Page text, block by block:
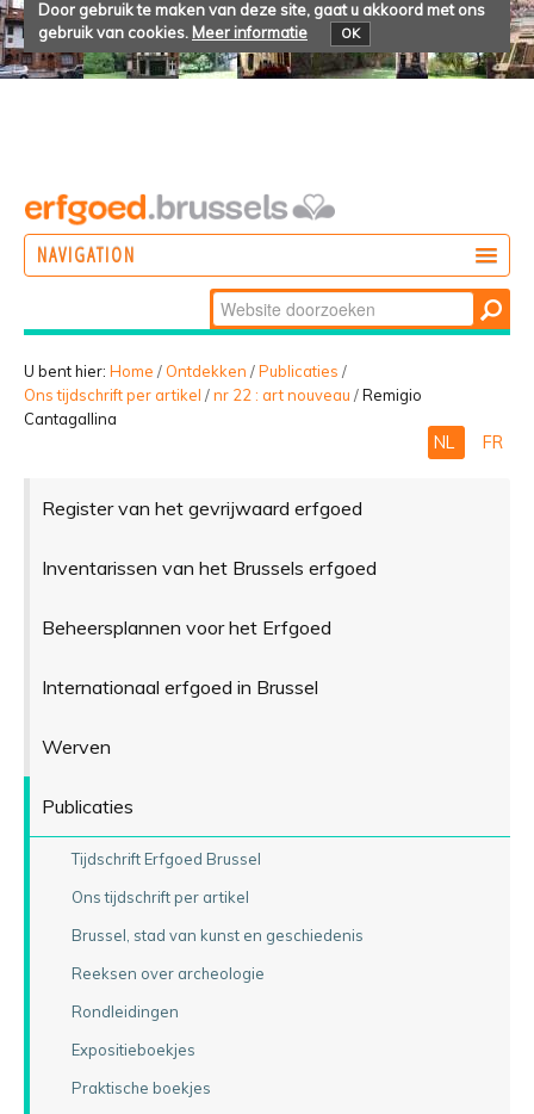
Door gebruik te maken van deze site, gaat u akkoord met ons
gebruik van cookies. Meer informatie OK
NAVIGATION
BELEVEN
Zoek
Geavanceerd
zoeken...
U bent hier: Home / Ontdekken /Publicaties /
Ons tijdschrift per artikel /nr 22 : art nouveau /Remigio
Cantagallina
NL FR
Register van het gevrijwaard erfgoed
Inventarissen van het Brussels erfgoed
Beheersplannen voor het Erfgoed
Internationaal erfgoed in Brussel
Werven
Publicaties
Tijdschrift Erfgoed Brussel
Ons tijdschrift per artikel
Brussel, stad van kunst en geschiedenis
Reeksen over archeologie
Rondleidingen
Expositieboekjes
Praktische boekjes